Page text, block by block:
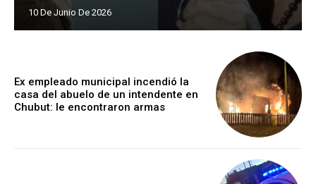
10 De Junio De 2026
Ex empleado municipal incendió la
casa del abuelo de un intendente en
Chubut: le encontraron armas